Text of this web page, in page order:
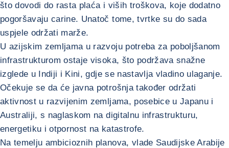
što dovodi do rasta plaća i viših troškova, koje dodatno
pogoršavaju carine. Unatoč tome, tvrtke su do sada
uspjele održati marže.
U azijskim zemljama u razvoju potreba za poboljšanom
infrastrukturom ostaje visoka, što podržava snažne
izglede u Indiji i Kini, gdje se nastavlja vladino ulaganje.
Očekuje se da će javna potrošnja također održati
aktivnost u razvijenim zemljama, posebice u Japanu i
Australiji, s naglaskom na digitalnu infrastrukturu,
energetiku i otpornost na katastrofe.
Na temelju ambicioznih planova, vlade Saudijske Arabije